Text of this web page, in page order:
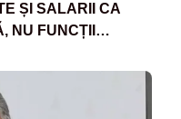
ȘI SALARII CA
NU FUNCȚII